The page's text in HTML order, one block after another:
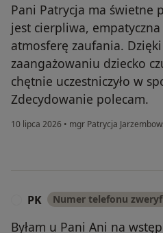
Pani Patrycja ma świetne
jest cierpliwa,
atmosferę zaufania.
zaangażowaniu dziecko
chętnie uczestniczyło w
Zdecydowanie polecam.
10 lipca 2026 • mgr Patrycja
PK Numer telefonu
Byłam u Pani Ani na